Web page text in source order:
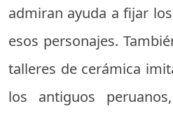
admiran ayuda a fijar
esos personajes.
talleres de cerámica
los antiguos